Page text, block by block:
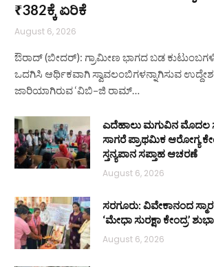
₹382ಕ್ಕೆ ಏರಿಕೆ
August 6, 2026
ಔರಾದ್ (ಬೀದರ್): ಗ್ರಾಮೀಣ ಭಾಗದ ಬಡ
ಒದಗಿಸಿ ಆರ್ಥಿಕವಾಗಿ ಸ್ವಾವಲಂಬಿಗಳನ್ನಾಗಿಸುವ
ಜಾರಿಯಾಗಿರುವ ‘ವಿಬಿ–ಜಿ ರಾಮ್…
ಎದೆಹಾಲು ಮಗುವಿನ ಮೊದಲ
ಸಾಗರೆ ಪ್ರಾಥಮಿಕ ಆರೋಗ್ಯ
ಸ್ತನ್ಯಪಾನ ಸಪ್ತಾಹ ಆಚರಣೆ
August 6, 2026
ಸರಗೂರು: ವಿವೇಕಾನಂದ
‘ಮೇಧಾ ಸುರಕ್ಷಾ ಕೇಂದ್ರ’
August 6, 2026